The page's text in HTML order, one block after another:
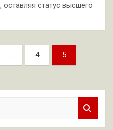
статус высшего
… 4 5